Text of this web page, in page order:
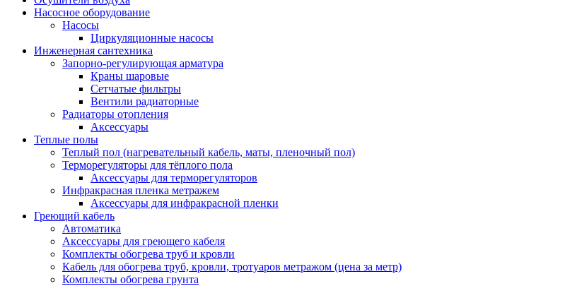
Насосное оборудование
Насосы
Циркуляционные насосы
Инженерная сантехника
Запорно-регулирующая арматура
Краны шаровые
Сетчатые фильтры
Вентили радиаторные
Радиаторы отопления
Аксессуары
Теплые полы
Теплый пол (нагревательный кабель, маты, пленочный пол)
Терморегуляторы для тёплого пола
Аксессуары для терморегуляторов
Инфракрасная пленка метражем
Аксессуары для инфракрасной пленки
Греющий кабель
Автоматика
Аксессуары для греющего кабеля
Комплекты обогрева труб и кровли
Кабель для обогрева труб, кровли, тротуаров метражом (цена за метр)
Комплекты обогрева грунта